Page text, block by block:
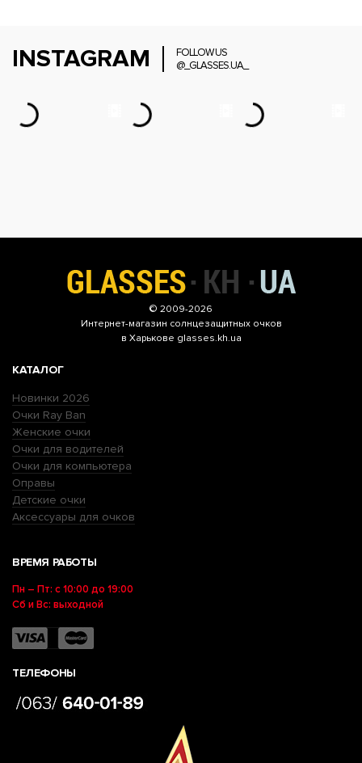
INSTAGRAM
FOLLOW US
@_GLASSES.UA_
© 2009-2026
Интернет-магазин солнцезащитных очков
в Харькове glasses.kh.ua
КАТАЛОГ
Новинки 2026
Очки Ray Ban
Женские очки
Очки для водителей
Очки для компьютера
Оправы
Детские очки
Аксессуары для очков
ВРЕМЯ РАБОТЫ
Пн – Пт: с 10:00 до 19:00
Сб и Вс: выходной
ТЕЛЕФОНЫ